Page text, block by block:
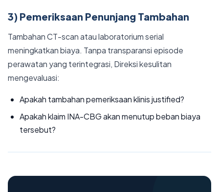
3) Pemeriksaan Penunjang Tambahan
Tambahan CT-scan atau laboratorium serial
meningkatkan biaya. Tanpa transparansi episode
perawatan yang terintegrasi, Direksi kesulitan
mengevaluasi:
Apakah tambahan pemeriksaan klinis justified?
Apakah klaim INA-CBG akan menutup beban biaya
tersebut?